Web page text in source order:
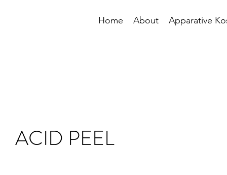
Home About Apparative
ACID PEEL